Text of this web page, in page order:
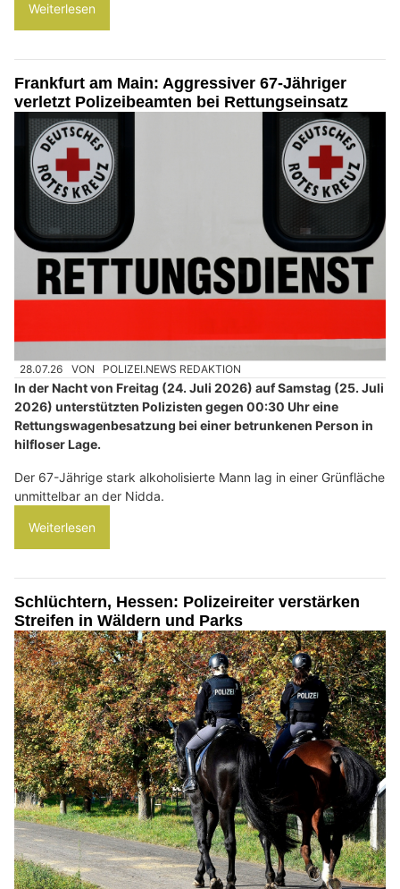
Weiterlesen
Frankfurt am Main: Aggressiver 67-Jähriger
verletzt Polizeibeamten bei Rettungseinsatz
28.07.26 VON POLIZEI.NEWS REDAKTION
In der Nacht von Freitag (24. Juli 2026) auf Samstag (25. Juli
2026) unterstützten Polizisten gegen 00:30 Uhr eine
Rettungswagenbesatzung bei einer betrunkenen Person in
hilfloser Lage.
Der 67-Jährige stark alkoholisierte Mann lag in einer Grünfläche
unmittelbar an der Nidda.
Weiterlesen
Schlüchtern, Hessen: Polizeireiter verstärken
Streifen in Wäldern und Parks